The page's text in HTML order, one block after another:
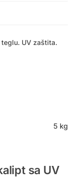
UV zaštita.
5 kg
sa UV